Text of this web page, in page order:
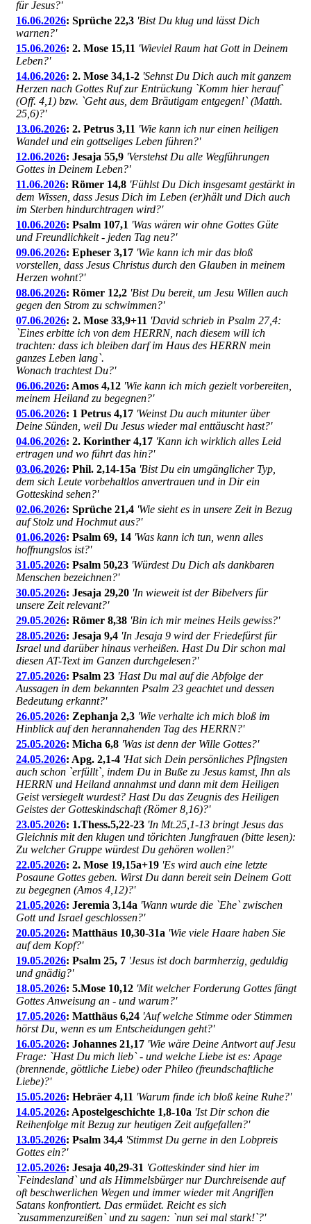
für Jesus?'
16.06.2026: Sprüche 22,3 'Bist Du klug und lässt Dich
warnen?'
15.06.2026: 2. Mose 15,11 'Wieviel Raum hat Gott in Deinem
Leben?'
14.06.2026: 2. Mose 34,1-2 'Sehnst Du Dich auch mit ganzem
Herzen nach Gottes Ruf zur Entrückung `Komm hier herauf`
(Off. 4,1) bzw. `Geht aus, dem Bräutigam entgegen!` (Matth.
25,6)?'
13.06.2026: 2. Petrus 3,11 'Wie kann ich nur einen heiligen
Wandel und ein gottseliges Leben führen?'
12.06.2026: Jesaja 55,9 'Verstehst Du alle Wegführungen
Gottes in Deinem Leben?'
11.06.2026: Römer 14,8 'Fühlst Du Dich insgesamt gestärkt in
dem Wissen, dass Jesus Dich im Leben (er)hält und Dich auch
im Sterben hindurchtragen wird?'
10.06.2026: Psalm 107,1 'Was wären wir ohne Gottes Güte
und Freundlichkeit - jeden Tag neu?'
09.06.2026: Epheser 3,17 'Wie kann ich mir das bloß
vorstellen, dass Jesus Christus durch den Glauben in meinem
Herzen wohnt?'
08.06.2026: Römer 12,2 'Bist Du bereit, um Jesu Willen auch
gegen den Strom zu schwimmen?'
07.06.2026: 2. Mose 33,9+11 'David schrieb in Psalm 27,4:
`Eines erbitte ich von dem HERRN, nach diesem will ich
trachten: dass ich bleiben darf im Haus des HERRN mein
ganzes Leben lang`.
Wonach trachtest Du?'
06.06.2026: Amos 4,12 'Wie kann ich mich gezielt vorbereiten,
meinem Heiland zu begegnen?'
05.06.2026: 1 Petrus 4,17 'Weinst Du auch mitunter über
Deine Sünden, weil Du Jesus wieder mal enttäuscht hast?'
04.06.2026: 2. Korinther 4,17 'Kann ich wirklich alles Leid
ertragen und wo führt das hin?'
03.06.2026: Phil. 2,14-15a 'Bist Du ein umgänglicher Typ,
dem sich Leute vorbehaltlos anvertrauen und in Dir ein
Gotteskind sehen?'
02.06.2026: Sprüche 21,4 'Wie sieht es in unsere Zeit in Bezug
auf Stolz und Hochmut aus?'
01.06.2026: Psalm 69, 14 'Was kann ich tun, wenn alles
hoffnungslos ist?'
31.05.2026: Psalm 50,23 'Würdest Du Dich als dankbaren
Menschen bezeichnen?'
30.05.2026: Jesaja 29,20 'In wieweit ist der Bibelvers für
unsere Zeit relevant?'
29.05.2026: Römer 8,38 'Bin ich mir meines Heils gewiss?'
28.05.2026: Jesaja 9,4 'In Jesaja 9 wird der Friedefürst für
Israel und darüber hinaus verheißen. Hast Du Dir schon mal
diesen AT-Text im Ganzen durchgelesen?'
27.05.2026: Psalm 23 'Hast Du mal auf die Abfolge der
Aussagen in dem bekannten Psalm 23 geachtet und dessen
Bedeutung erkannt?'
26.05.2026: Zephanja 2,3 'Wie verhalte ich mich bloß im
Hinblick auf den herannahenden Tag des HERRN?'
25.05.2026: Micha 6,8 'Was ist denn der Wille Gottes?'
24.05.2026: Apg. 2,1-4 'Hat sich Dein persönliches Pfingsten
auch schon `erfüllt`, indem Du in Buße zu Jesus kamst, Ihn als
HERRN und Heiland annahmst und dann mit dem Heiligen
Geist versiegelt wurdest? Hast Du das Zeugnis des Heiligen
Geistes der Gotteskindschaft (Römer 8,16)?'
23.05.2026: 1.Thess.5,22-23 'In Mt.25,1-13 bringt Jesus das
Gleichnis mit den klugen und törichten Jungfrauen (bitte lesen):
Zu welcher Gruppe würdest Du gehören wollen?'
22.05.2026: 2. Mose 19,15a+19 'Es wird auch eine letzte
Posaune Gottes geben. Wirst Du dann bereit sein Deinem Gott
zu begegnen (Amos 4,12)?'
21.05.2026: Jeremia 3,14a 'Wann wurde die `Ehe` zwischen
Gott und Israel geschlossen?'
20.05.2026: Matthäus 10,30-31a 'Wie viele Haare haben Sie
auf dem Kopf?'
19.05.2026: Psalm 25, 7 'Jesus ist doch barmherzig, geduldig
und gnädig?'
18.05.2026: 5.Mose 10,12 'Mit welcher Forderung Gottes fängt
Gottes Anweisung an - und warum?'
17.05.2026: Matthäus 6,24 'Auf welche Stimme oder Stimmen
hörst Du, wenn es um Entscheidungen geht?'
16.05.2026: Johannes 21,17 'Wie wäre Deine Antwort auf Jesu
Frage: `Hast Du mich lieb` - und welche Liebe ist es: Apage
(brennende, göttliche Liebe) oder Phileo (freundschaftliche
Liebe)?'
15.05.2026: Hebräer 4,11 'Warum finde ich bloß keine Ruhe?'
14.05.2026: Apostelgeschichte 1,8-10a 'Ist Dir schon die
Reihenfolge mit Bezug zur heutigen Zeit aufgefallen?'
13.05.2026: Psalm 34,4 'Stimmst Du gerne in den Lobpreis
Gottes ein?'
12.05.2026: Jesaja 40,29-31 'Gotteskinder sind hier im
`Feindesland` und als Himmelsbürger nur Durchreisende auf
oft beschwerlichen Wegen und immer wieder mit Angriffen
Satans konfrontiert. Das ermüdet. Reicht es sich
`zusammenzureißen` und zu sagen: `nun sei mal stark!`?'